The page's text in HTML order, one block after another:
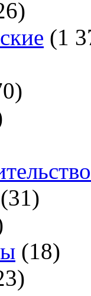
(1
(31)
(18)